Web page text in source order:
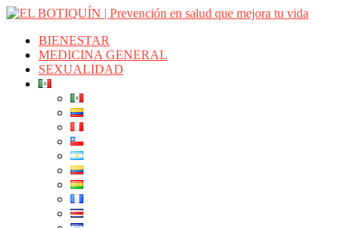
BIENESTAR
MEDICINA GENERAL
SEXUALIDAD